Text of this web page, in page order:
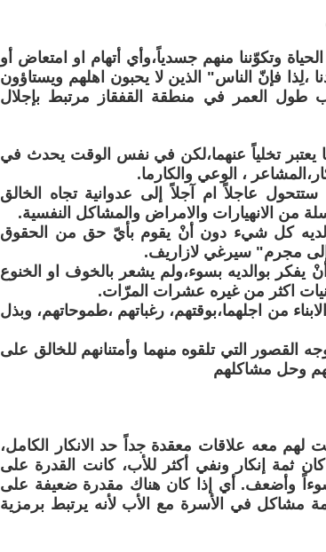
وتكوّننا منهم جسدياً،وأي أتهام او امتعاض أو
،لِذا فإنّ الناس" الذين لا يحبون اهلهم ويستاؤون
طول العمر في منطقة القفقاز مرتبط بإجلال
يعتبر تخلياً عنهما،لكن في نفس الوقت يحدث في
، الوعي والكارما.
ستتحول عاجلاً ام آجلاً إلى عدوانية تجاه الخالق
من الانهيارات والامراض والمشاكل النفسية.
كل شيء دون أنْ يقوم بأيّ حق من الحقوق
إلى مجرم" سيرغي لازاريف.
بوالديه بسوء،ولم يشعر بالخوف او الخنوع
اكثر من غيره عشرات المرّات.
من اجلهما،بوقتهم، رغباتهم ،طموحاتهم، وبذل
القصور التي تلقوه منهما وأمتنانهم للخالق على
وحل مشاكلهم
لهم معه علاقات معقدة جداً حد الانكار الكامل،
ثمة إنكار ونفي أكثر للأب، كانت القدرة على
وأضعف. أي إذا كان هناك مقدرة ضعيفة على
ثمة مشاكل في الأسرة مع الأب لأنه يرتبط برمزية